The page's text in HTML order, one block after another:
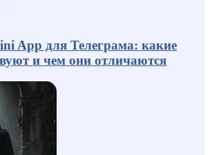
App для Телеграма: какие
и чем они отличаются